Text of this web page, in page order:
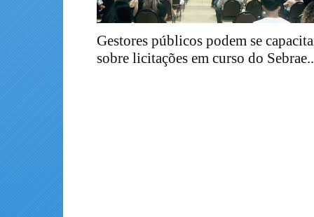
Gestores públicos podem se
sobre licitações em curso do